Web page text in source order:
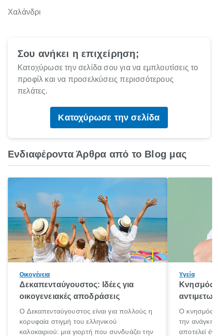
Χαλάνδρι
Σου ανήκει η επιχείρηση;
Κατοχύρωσε την σελίδα σου για να εμπλουτίσεις το
προφίλ και να προσελκύσεις περισσότερους
πελάτες.
Κατοχύρωσε την σελίδα
Ενδιαφέροντα Άρθρα από το Blog μας
Οικογένεια
Δεκαπενταύγουστος: Ιδέες για
οικογενειακές αποδράσεις
Ο Δεκαπενταύγουστος είναι για πολλούς η
κορυφαία στιγμή του ελληνικού
καλοκαιριού: μια γιορτή που συνδυάζει την
Υγεία
Κνησμός:
Ο κνησμός
την ανάγκη
αποτελεί